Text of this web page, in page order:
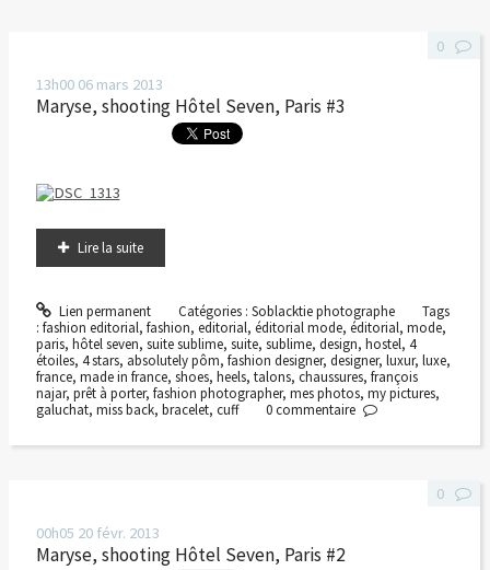
13h00 06 mars 2013
Maryse, shooting Hôtel Seven, Paris #3
Lire la suite
Lien permanent Catégories : Soblacktie photographe
Tags
: fashion editorial, fashion, editorial, éditorial mode, éditorial, mode,
paris, hôtel seven, suite sublime, suite, sublime, design, hostel, 4
étoiles, 4 stars, absolutely pôm, fashion designer, designer, luxur, luxe,
france, made in france, shoes, heels, talons, chaussures, françois
najar, prêt à porter, fashion photographer, mes photos, my pictures,
galuchat, miss back, bracelet, cuff
0
0commentaire
00h05 20 févr. 2013
Maryse, shooting Hôtel Seven, Paris #2
0